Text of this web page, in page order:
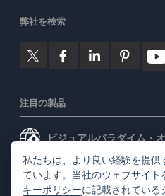
弊社を検索
注目の製品
ビジュアルパラダイム・
ビジュアルパラダイムデ
私たちは、より良い経験を提供
ています。当社のウェブサイト
キーポリシーに記載されている